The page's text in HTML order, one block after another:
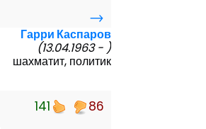
→
Гарри Каспаров
(13.04.1963 - )
шахматит, политик
141 86